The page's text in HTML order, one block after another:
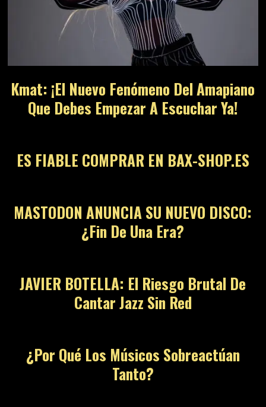
Kmat: ¡El Nuevo Fenómeno Del Amapiano
Que Debes Empezar A Escuchar Ya!
ES FIABLE COMPRAR EN BAX-SHOP.ES
MASTODON ANUNCIA SU NUEVO DISCO:
¿Fin De Una Era?
JAVIER BOTELLA: El Riesgo Brutal De
Cantar Jazz Sin Red
¿Por Qué Los Músicos Sobreactúan
Tanto?